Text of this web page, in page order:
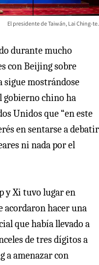
El presidente de Taiwán, Lai Ching-te.
durante mucho
con Beijing sobre
sigue mostrándose
gobierno chino ha
Unidos que “en este
en sentarse a debatir
ni nada por el
y Xi tuvo lugar en
acordaron hacer una
que había llevado a
de tres dígitos a
a amenazar con